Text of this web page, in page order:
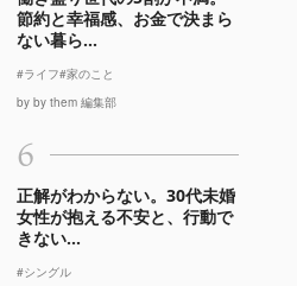
節約と幸福感、お金で決まら
ない暮ら...
#ライフ#家のこと
by by them 編集部
6
正解がわからない。30代未婚
女性が抱える不安と、行動で
きない...
#シングル